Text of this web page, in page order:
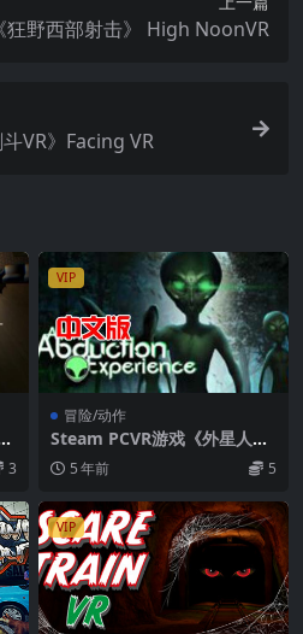
狂野西部射击》 High NoonVR
VR》Facing VR
3
VIP
冒险/动作
Steam PCVR游戏《外星人绑
架经历VR》Alien Abduction
Experience VR
5 年前 5
VIP